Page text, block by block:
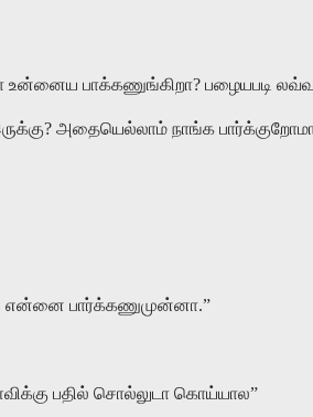
பாக்கணுங்கிறா? பழையபடி
அதையெல்லாம் நாங்க
பார்க்கணுமுன்னா.”
பதில் சொல்லுடா கொய்யால”